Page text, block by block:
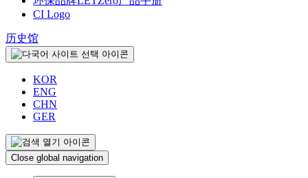
CI Logo
历史馆
KOR
ENG
CHN
GER
Close global navigation